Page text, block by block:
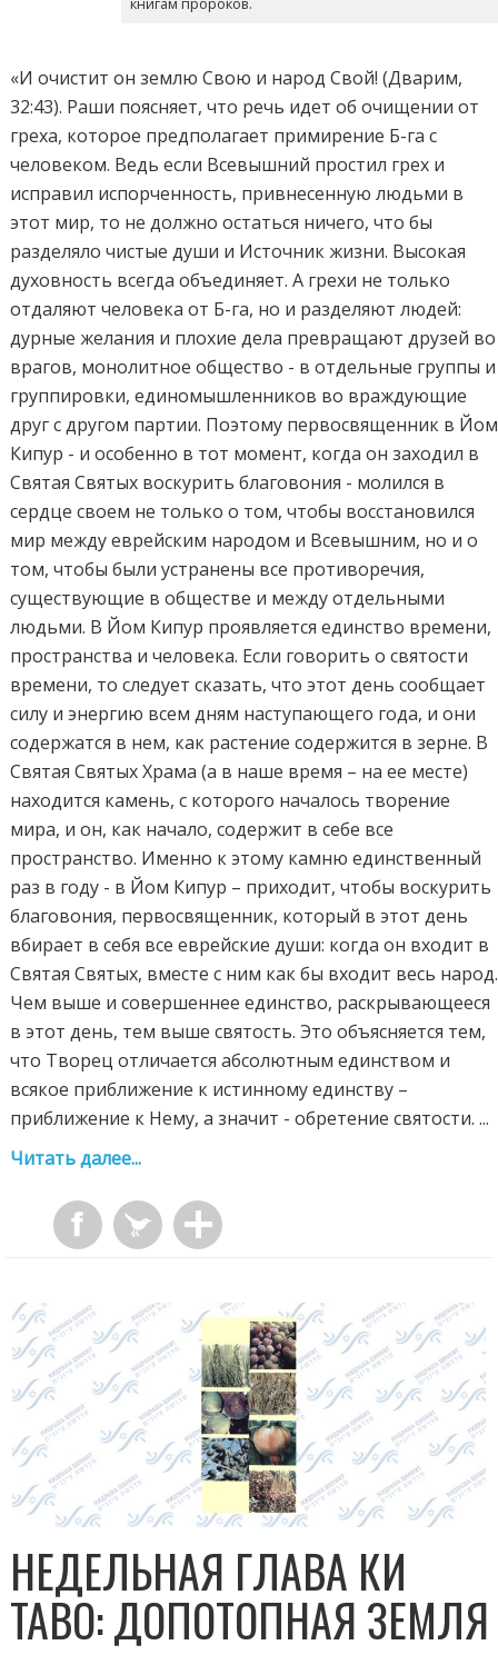
«И очистит он землю Свою и народ Свой! (Дварим,
32:43). Раши поясняет, что речь идет об очищении от
греха, которое предполагает примирение Б-га с
человеком. Ведь если Всевышний простил грех и
исправил испорченность, привнесенную людьми в
этот мир, то не должно остаться ничего, что бы
разделяло чистые души и Источник жизни. Высокая
духовность всегда объединяет. А грехи не только
отдаляют человека от Б-га, но и разделяют людей:
дурные желания и плохие дела превращают друзей во
врагов, монолитное общество - в отдельные группы и
группировки, единомышленников во враждующие
друг с другом партии. Поэтому первосвященник в Йом
Кипур - и особенно в тот момент, когда он заходил в
Святая Святых воскурить благовония - молился в
сердце своем не только о том, чтобы восстановился
мир между еврейским народом и Всевышним, но и о
том, чтобы были устранены все противоречия,
существующие в обществе и между отдельными
людьми. В Йом Кипур проявляется единство времени,
пространства и человека. Если говорить о святости
времени, то следует сказать, что этот день сообщает
силу и энергию всем дням наступающего года, и они
содержатся в нем, как растение содержится в зерне. В
Святая Святых Храма (а в наше время – на ее месте)
находится камень, с которого началось творение
мира, и он, как начало, содержит в себе все
пространство. Именно к этому камню единственный
раз в году - в Йом Кипур – приходит, чтобы воскурить
благовония, первосвященник, который в этот день
вбирает в себя все еврейские души: когда он входит в
Святая Святых, вместе с ним как бы входит весь народ.
Чем выше и совершеннее единство, раскрывающееся
в этот день, тем выше святость. Это объясняется тем,
что Творец отличается абсолютным единством и
всякое приближение к истинному единству –
приближение к Нему, а значит - обретение святости. ...
Читать далее...
НЕДЕЛЬНАЯ ГЛАВА КИ
ТАВО: ДОПОТОПНАЯ ЗЕМЛЯ